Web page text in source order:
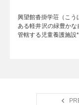
興望館沓掛学荘（こう
ある軽井沢の緑豊か
管轄する児童養護施